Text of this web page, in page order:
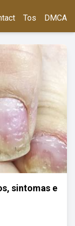
Tos DMCA
sintomas e